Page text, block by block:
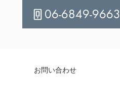
06-6849-9663
お問い合わせ